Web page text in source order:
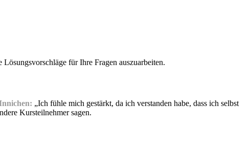
für Ihre Fragen auszuarbeiten.
„Ich fühle mich gestärkt, da ich verstanden habe, dass ich selbst
Kursteilnehmer sagen.